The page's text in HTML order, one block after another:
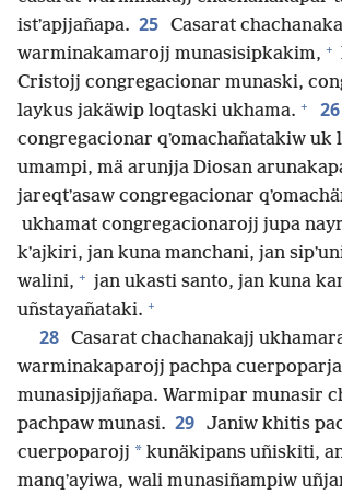
istʼapjjañapa. 25 Casarat
warminakamarojj munasisipkakim, +
Cristojj congregacionar munaski,
laykus jakäwip loqtaski ukhama. + 26
congregacionar qʼomachañatakiw uk
umampi, mä arunjja Diosan
jareqtʼasaw congregacionar
ukhamat congregacionarojj jupa
kʼajkiri, jan kuna manchani, jan
walini, + jan ukasti santo, jan kuna
uñstayañataki. +
28 Casarat chachanakajj
warminakaparojj pachpa
munasipjjañapa. Warmipar munasir
pachpaw munasi. 29 Janiw khitis
cuerpoparojj * kunäkipans uñiskiti,
manqʼayiwa, wali munasiñampiw